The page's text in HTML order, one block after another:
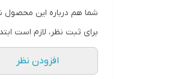
شما هم درباره این محصول
برای ثبت نظر، لازم است
افزودن نظر